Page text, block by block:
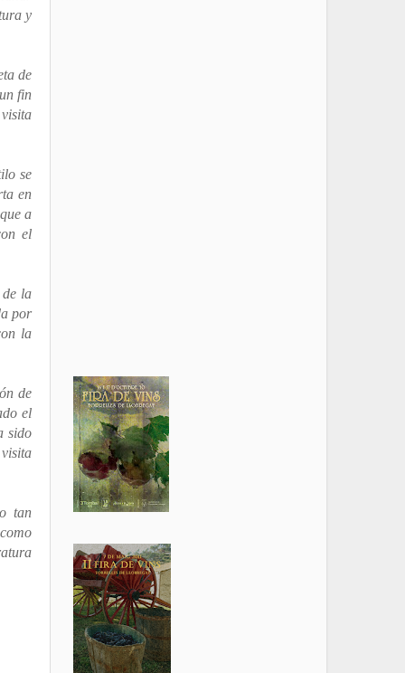
y
de
fin
se
en
a
el
la
por
la
de
el
sido
tan